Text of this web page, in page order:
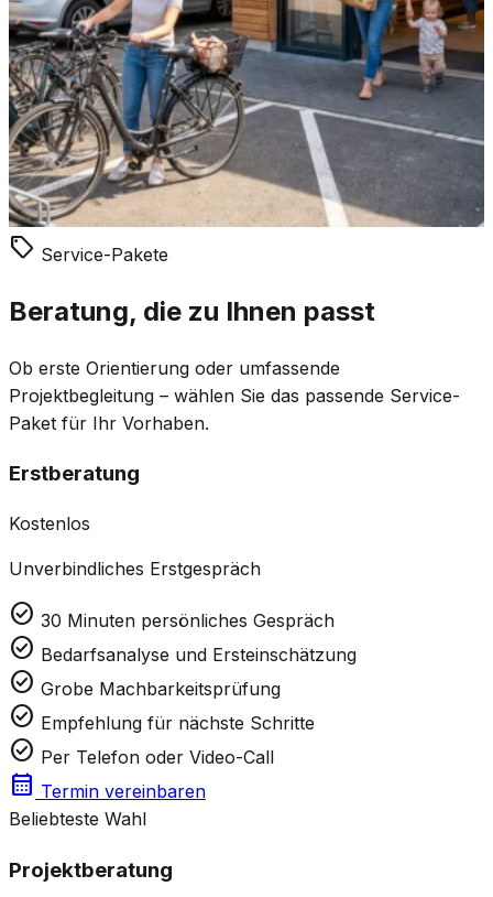
local_offer Service-Pakete
Beratung, die zu Ihnen passt
Ob erste Orientierung oder umfassende
Projektbegleitung – wählen Sie das passende Service-
Paket für Ihr Vorhaben.
Erstberatung
Kostenlos
Unverbindliches Erstgespräch
check_circle 30 Minuten persönliches Gespräch
check_circle Bedarfsanalyse und Ersteinschätzung
check_circle Grobe Machbarkeitsprüfung
check_circle Empfehlung für nächste Schritte
check_circle Per Telefon oder Video-Call
calendar_month Termin vereinbaren
Beliebteste Wahl
Projektberatung